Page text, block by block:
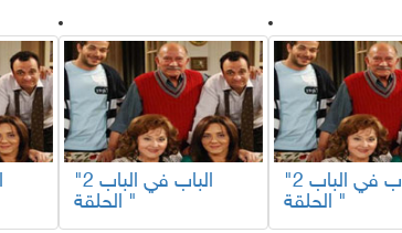
"الباب في الباب 2
الحلقة "
"الباب في الباب 2
الحلقة "